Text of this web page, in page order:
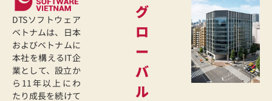
DTSソフトウェア
ベトナムは、日本
およびベトナムに
本社を構えるIT企
業として、設立か
ら11年以上にわ
たり成長を続けて
グ
ロ
ー
バ
ル